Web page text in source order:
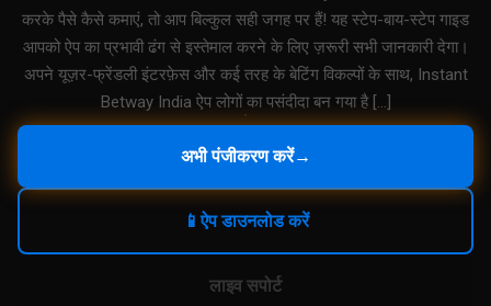
करके पैसे कैसे कमाएं, तो आप बिल्कुल सही जगह पर हैं! यह स्टेप-बाय-स्टेप गाइड
आपको ऐप का प्रभावी ढंग से इस्तेमाल करने के लिए ज़रूरी सभी जानकारी देगा।
अपने यूज़र-फ्रेंडली इंटरफ़ेस और कई तरह के बेटिंग विकल्पों के साथ, Instant
Betway India ऐप लोगों का पसंदीदा बन गया है […]
अभी पंजीकरण करें→
📱ऐप डाउनलोड करें
लाइव सपोर्ट